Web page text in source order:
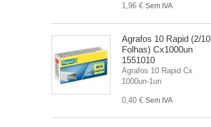
1,96 € Sem IVA
Agrafos 10 Rapid (2/10
Folhas) Cx1000un
1551010
Agrafos 10 Rapid Cx
1000un-1un
0,40 € Sem IVA